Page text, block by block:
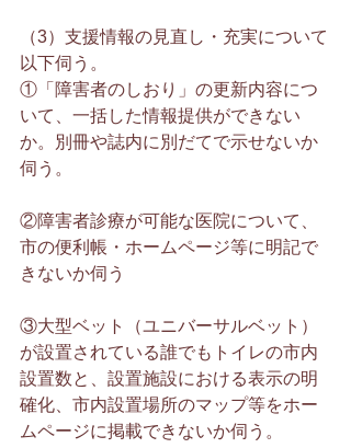
（3）支援情報の見直し・充実について
以下伺う。
①「障害者のしおり」の更新内容につ
いて、一括した情報提供ができない
か。別冊や誌内に別だてで示せないか
伺う。
②障害者診療が可能な医院について、
市の便利帳・ホームページ等に明記で
きないか伺う
③大型ベット（ユニバーサルベット）
が設置されている誰でもトイレの市内
設置数と、設置施設における表示の明
確化、市内設置場所のマップ等をホー
ムページに掲載できないか伺う。